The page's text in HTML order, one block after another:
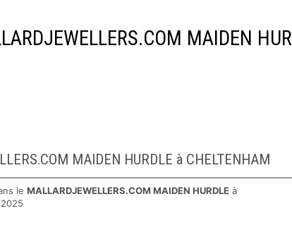
MAIDEN
MAIDEN HURDLE à CHELTENHAM
le MALLARDJEWELLERS.COM MAIDEN HURDLE à